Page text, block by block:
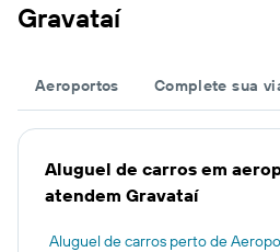
Gravataí
Aeroportos Complete sua
Aluguel de carros em
atendem Gravataí
Aluguel de carros perto de